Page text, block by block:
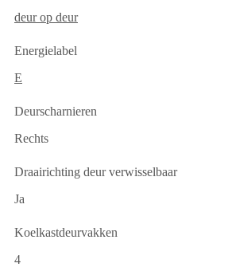
deur op deur
Energielabel
E
Deurscharnieren
Rechts
Draairichting deur verwisselbaar
Ja
Koelkastdeurvakken
4